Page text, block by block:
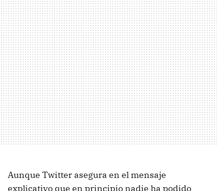
Aunque Twitter asegura en el mensaje
explicativo que en principio nadie ha podido